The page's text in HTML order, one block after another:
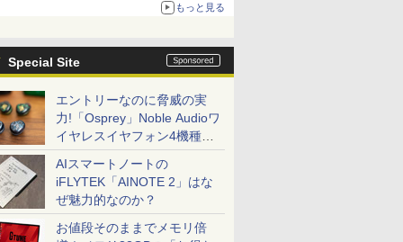
もっと見る
Special Site
エントリーなのに脅威の実
力!「Osprey」Noble Audioワ
イヤレスイヤフォン4機種を
一気に聴く
AIスマートノートの
iFLYTEK「AINOTE 2」はな
ぜ魅力的なのか？
お値段そのままでメモリ倍